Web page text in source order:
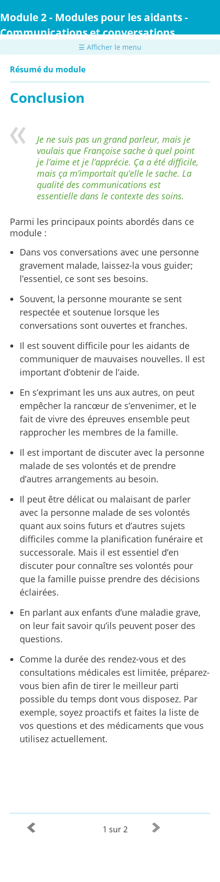
au
principal
Module 2 - Modules pour les aidants -
Communications et conversations
☰ Afficher le menu
Résumé du module
Conclusion
Je ne suis pas un grand parleur, mais je
voulais que Françoise sache à quel point
je l’aime et je l’apprécie. Ça a été difficile,
mais ça m’importait qu’elle le sache. La
qualité des communications est
essentielle dans le contexte des soins.
Parmi les principaux points abordés dans ce
module :
Dans vos conversations avec une personne
gravement malade, laissez-la vous guider;
l’essentiel, ce sont ses besoins.
Souvent, la personne mourante se sent
respectée et soutenue lorsque les
conversations sont ouvertes et franches.
Il est souvent difficile pour les aidants de
communiquer de mauvaises nouvelles. Il est
important d’obtenir de l’aide.
En s’exprimant les uns aux autres, on peut
empêcher la rancœur de s’envenimer, et le
fait de vivre des épreuves ensemble peut
rapprocher les membres de la famille.
Il est important de discuter avec la personne
malade de ses volontés et de prendre
d’autres arrangements au besoin.
Il peut être délicat ou malaisant de parler
avec la personne malade de ses volontés
quant aux soins futurs et d’autres sujets
difficiles comme la planification funéraire et
successorale. Mais il est essentiel d’en
discuter pour connaître ses volontés pour
que la famille puisse prendre des décisions
éclairées.
En parlant aux enfants d’une maladie grave,
on leur fait savoir qu’ils peuvent poser des
questions.
Comme la durée des rendez-vous et des
consultations médicales est limitée, préparez-
vous bien afin de tirer le meilleur parti
possible du temps dont vous disposez. Par
exemple, soyez proactifs et faites la liste de
vos questions et des médicaments que vous
utilisez actuellement.
1 sur 2